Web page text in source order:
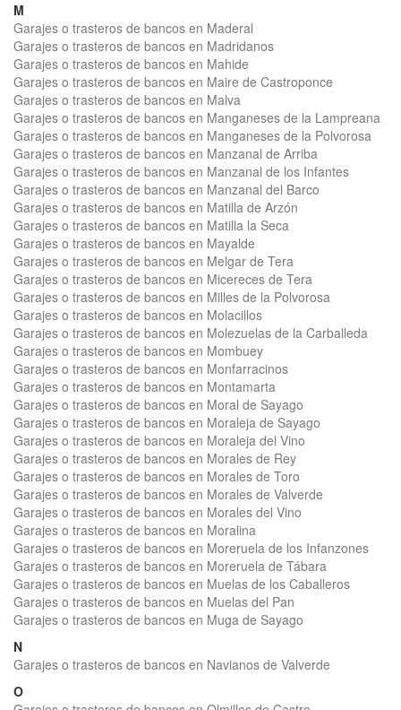
M
Garajes o trasteros de bancos en Maderal
Garajes o trasteros de bancos en Madridanos
Garajes o trasteros de bancos en Mahide
Garajes o trasteros de bancos en Maire de Castroponce
Garajes o trasteros de bancos en Malva
Garajes o trasteros de bancos en Manganeses de la Lampreana
Garajes o trasteros de bancos en Manganeses de la Polvorosa
Garajes o trasteros de bancos en Manzanal de Arriba
Garajes o trasteros de bancos en Manzanal de los Infantes
Garajes o trasteros de bancos en Manzanal del Barco
Garajes o trasteros de bancos en Matilla de Arzón
Garajes o trasteros de bancos en Matilla la Seca
Garajes o trasteros de bancos en Mayalde
Garajes o trasteros de bancos en Melgar de Tera
Garajes o trasteros de bancos en Micereces de Tera
Garajes o trasteros de bancos en Milles de la Polvorosa
Garajes o trasteros de bancos en Molacillos
Garajes o trasteros de bancos en Molezuelas de la Carballeda
Garajes o trasteros de bancos en Mombuey
Garajes o trasteros de bancos en Monfarracinos
Garajes o trasteros de bancos en Montamarta
Garajes o trasteros de bancos en Moral de Sayago
Garajes o trasteros de bancos en Moraleja de Sayago
Garajes o trasteros de bancos en Moraleja del Vino
Garajes o trasteros de bancos en Morales de Rey
Garajes o trasteros de bancos en Morales de Toro
Garajes o trasteros de bancos en Morales de Valverde
Garajes o trasteros de bancos en Morales del Vino
Garajes o trasteros de bancos en Moralina
Garajes o trasteros de bancos en Moreruela de los Infanzones
Garajes o trasteros de bancos en Moreruela de Tábara
Garajes o trasteros de bancos en Muelas de los Caballeros
Garajes o trasteros de bancos en Muelas del Pan
Garajes o trasteros de bancos en Muga de Sayago
N
Garajes o trasteros de bancos en Navianos de Valverde
O